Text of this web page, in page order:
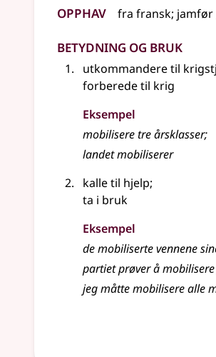
Opphav fra fransk; jamfør
Betydning og bruk
utkommandere til
forberede til krig
Eksempel
mobiliseretre årsklasser;
landetmobiliserer
kalle til hjelp;
ta i bruk
Eksempel
demobilisertevennene
partiet prøver å
jeg måttemobiliserealle